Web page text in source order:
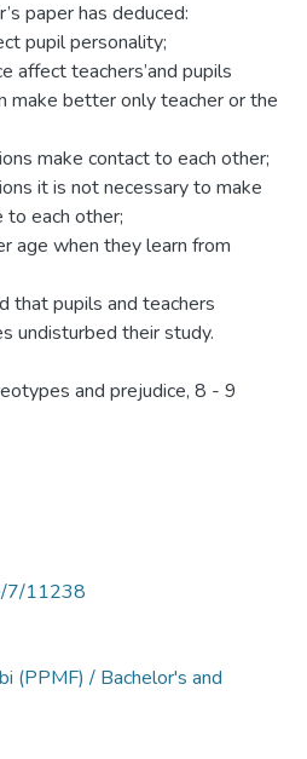
paper has deduced:
pupil personality;
affect teachers’and pupils
make better only teacher or the
make contact to each other;
it is not necessary to make
each other;
age when they learn from
that pupils and teachers
undisturbed their study.
and prejudice, 8 - 9
7/11238
(PPMF) / Bachelor's and